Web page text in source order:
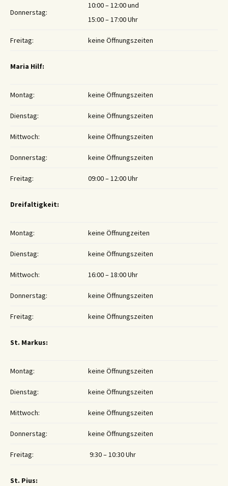
Donnerstag:
10:00 – 12:00 und
15:00 – 17:00 Uhr
Freitag: keine Öffnungszeiten
Maria Hilf:
Montag: keine Öffnungszeiten
Dienstag: keine Öffnungszeiten
Mittwoch: keine Öffnungszeiten
Donnerstag: keine Öffnungszeiten
Freitag: 09:00 – 12:00 Uhr
Dreifaltigkeit:
Montag: keine Öffnungzeiten
Dienstag: keine Öffnungszeiten
Mittwoch: 16:00 – 18:00 Uhr
Donnerstag: keine Öffnungszeiten
Freitag: keine Öffnungszeiten
St. Markus:
Montag: keine Öffnungszeiten
Dienstag: keine Öffnungszeiten
Mittwoch: keine Öffnungszeiten
Donnerstag: keine Öffnungszeiten
Freitag: 9:30 – 10:30 Uhr
St. Pius: